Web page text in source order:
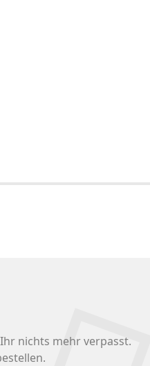
nichts mehr verpasst.